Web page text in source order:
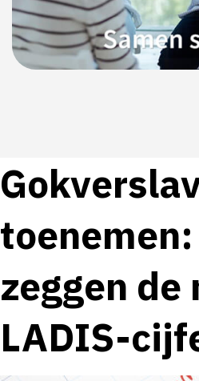
zeggen
LADIS-